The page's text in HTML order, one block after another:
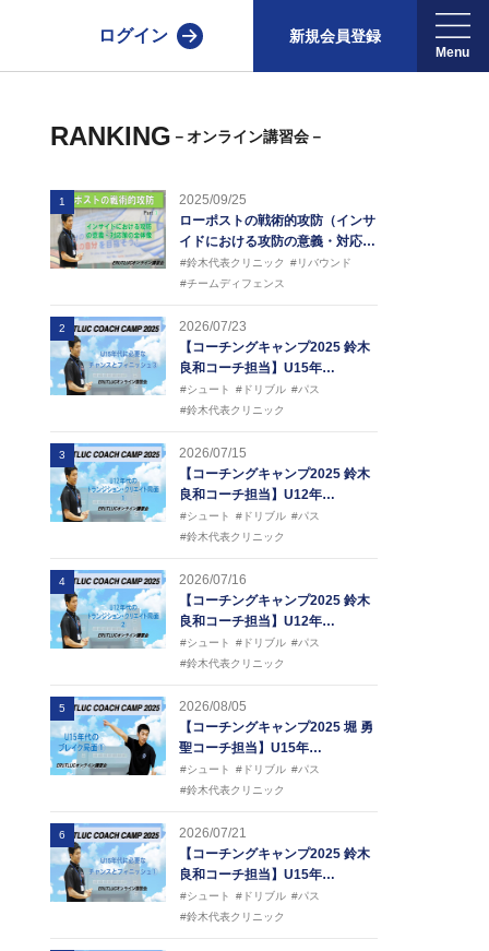
ログイン 新規会員登録
RANKING －オンライン講習会－
1
2025/09/25
ローポストの戦術的攻防（インサ
イドにおける攻防の意義・対応…
#鈴木代表クリニック
#リバウンド
#チームディフェンス
2
2026/07/23
【コーチングキャンプ2025 鈴木
良和コーチ担当】U15年…
#シュート #ドリブル #パス
#鈴木代表クリニック
3
2026/07/15
【コーチングキャンプ2025 鈴木
良和コーチ担当】U12年…
#シュート #ドリブル #パス
#鈴木代表クリニック
4
2026/07/16
【コーチングキャンプ2025 鈴木
良和コーチ担当】U12年…
#シュート #ドリブル #パス
#鈴木代表クリニック
5
2026/08/05
【コーチングキャンプ2025 堀 勇
聖コーチ担当】U15年…
#シュート #ドリブル #パス
#鈴木代表クリニック
6
2026/07/21
【コーチングキャンプ2025 鈴木
良和コーチ担当】U15年…
#シュート #ドリブル #パス
#鈴木代表クリニック